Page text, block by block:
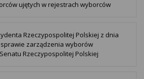
ujętych w rejestrach wyborców
Rzeczypospolitej Polskiej z dnia
sprawie zarządzenia wyborów
Rzeczypospolitej Polskiej